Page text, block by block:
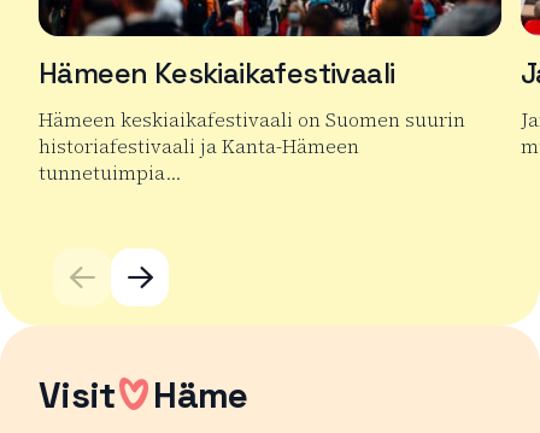
Hämeen Keskiaikafestivaali
Hämeen keskiaikafestivaali on Suomen suurin
historiafestivaali ja Kanta-Hämeen
tunnetuimpia…
Visit Häme